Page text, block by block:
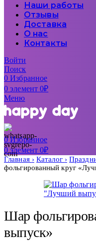
Наши работы
Отзывы
Доставка
О нас
Контакты
Войти
Поиск
0Избранное
0элемент 0₽
Меню
0Избранное
0элемент 0₽
Главная Каталог
фольгированный круг
Шар
выпуск»